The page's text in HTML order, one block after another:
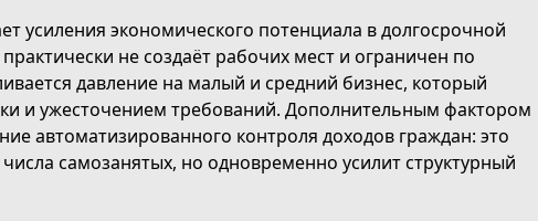
усиления экономического потенциала в долгосрочной
не создаёт рабочих мест и ограничен по
давление на малый и средний бизнес, который
и ужесточением требований. Дополнительным фактором
автоматизированного контроля доходов граждан: это
самозанятых, но одновременно усилит структурный